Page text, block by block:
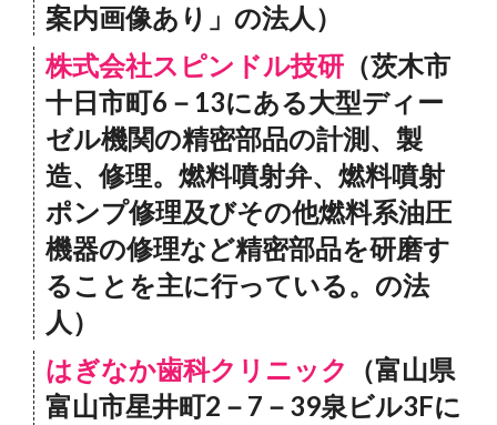
案内画像あり」の法人）
株式会社スピンドル技研 （茨木市
十日市町6－13にある大型ディー
ゼル機関の精密部品の計測、製
造、修理。燃料噴射弁、燃料噴射
ポンプ修理及びその他燃料系油圧
機器の修理など精密部品を研磨す
ることを主に行っている。の法
人）
はぎなか歯科クリニック
（富山県
富山市星井町2－7－39泉ビル3Fに